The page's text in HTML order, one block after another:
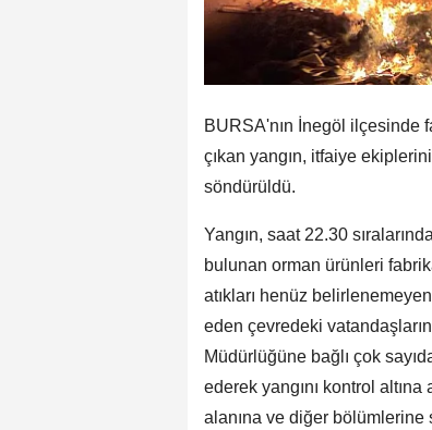
BURSA'nın İnegöl ilçesinde
çıkan yangın, itfaiye
söndürüldü.
Yangın, saat 22.30
bulunan orman ürünleri
atıkları henüz
eden çevredeki
Müdürlüğüne bağlı çok
ederek yangını kontrol
alanına ve diğer bölümlerine